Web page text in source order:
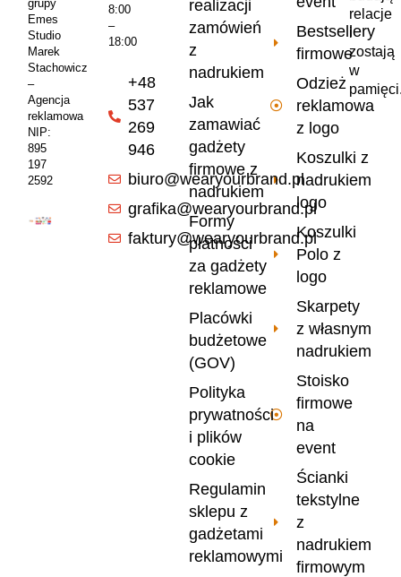
relacje
i
zostają
w
Bestsellery
firmowe
Odzież
reklamowa
z logo
Koszulki z
nadrukiem
logo
Koszulki
Polo z
logo
Skarpety
z własnym
nadrukiem
Stoisko
firmowe
na
event
Ścianki
tekstylne
z
nadrukiem
firmowym
realizacji
zamówień
z
nadrukiem
Jak
zamawiać
gadżety
firmowe z
nadrukiem
Formy
płatności
za gadżety
reklamowe
Placówki
budżetowe
(GOV)
Polityka
prywatności
i plików
cookie
Regulamin
sklepu z
gadżetami
reklamowymi
8:00
–
18:00
+48
537
269
946
biuro@wearyourbrand.pl
grafika@wearyourbrand.pl
faktury@wearyourbrand.pl
grupy
Emes
Studio
Marek
Stachowicz
–
Agencja
reklamowa
NIP:
895
197
2592